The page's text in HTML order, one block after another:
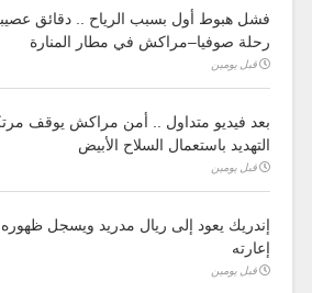
فشل هبوط أول بسبب الرياح .. دقائق
رحلة صوفيا–مراكش في مطار المنارة
قبل يومين
بعد فيديو متداول .. أمن مراكش يوقف
التهديد باستعمال السلاح الأبيض
قبل يومين
إندريك يعود إلى ريال مدريد ويسجل ظهوره
إعارته
قبل يومين